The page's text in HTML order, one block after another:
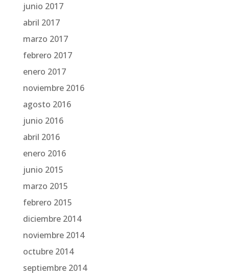
junio 2017
abril 2017
marzo 2017
febrero 2017
enero 2017
noviembre 2016
agosto 2016
junio 2016
abril 2016
enero 2016
junio 2015
marzo 2015
febrero 2015
diciembre 2014
noviembre 2014
octubre 2014
septiembre 2014